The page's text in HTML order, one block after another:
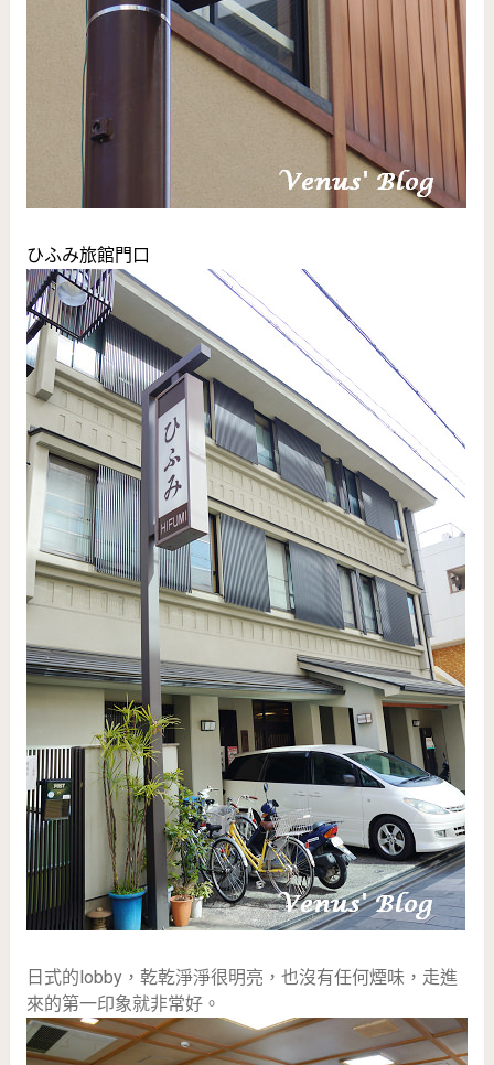
ひふみ旅館門口
日式的lobby，乾乾淨淨很明亮，也沒有任何煙味，走進
來的第一印象就非常好。